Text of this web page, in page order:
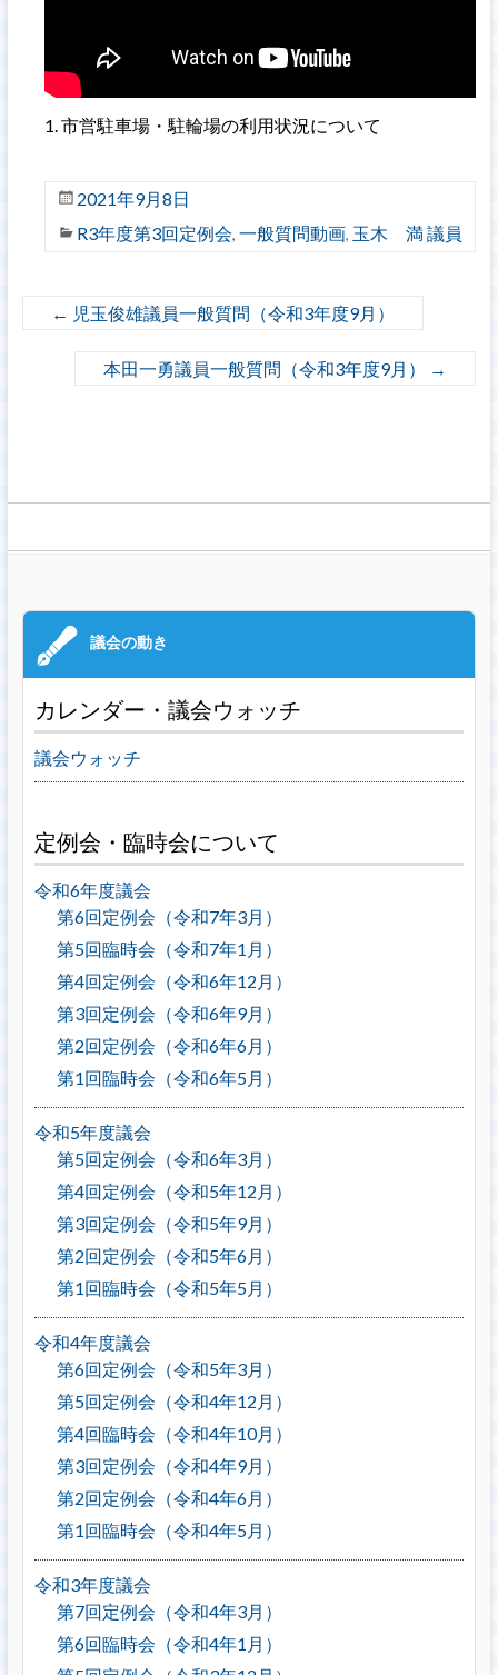
市営駐車場・駐輪場の利用状況について
2021年9月8日
R3年度第3回定例会, 一般質問動画, 玉木 満 議員
← 児玉俊雄議員一般質問（令和3年度9月）
本田一勇議員一般質問（令和3年度9月） →
カレンダー・議会ウォッチ
議会ウォッチ
定例会・臨時会について
令和6年度議会
第6回定例会（令和7年3月）
第5回臨時会（令和7年1月）
第4回定例会（令和6年12月）
第3回定例会（令和6年9月）
第2回定例会（令和6年6月）
第1回臨時会（令和6年5月）
令和5年度議会
第5回定例会（令和6年3月）
第4回定例会（令和5年12月）
第3回定例会（令和5年9月）
第2回定例会（令和5年6月）
第1回臨時会（令和5年5月）
令和4年度議会
第6回定例会（令和5年3月）
第5回定例会（令和4年12月）
第4回臨時会（令和4年10月）
第3回定例会（令和4年9月）
第2回定例会（令和4年6月）
第1回臨時会（令和4年5月）
令和3年度議会
第7回定例会（令和4年3月）
第6回臨時会（令和4年1月）